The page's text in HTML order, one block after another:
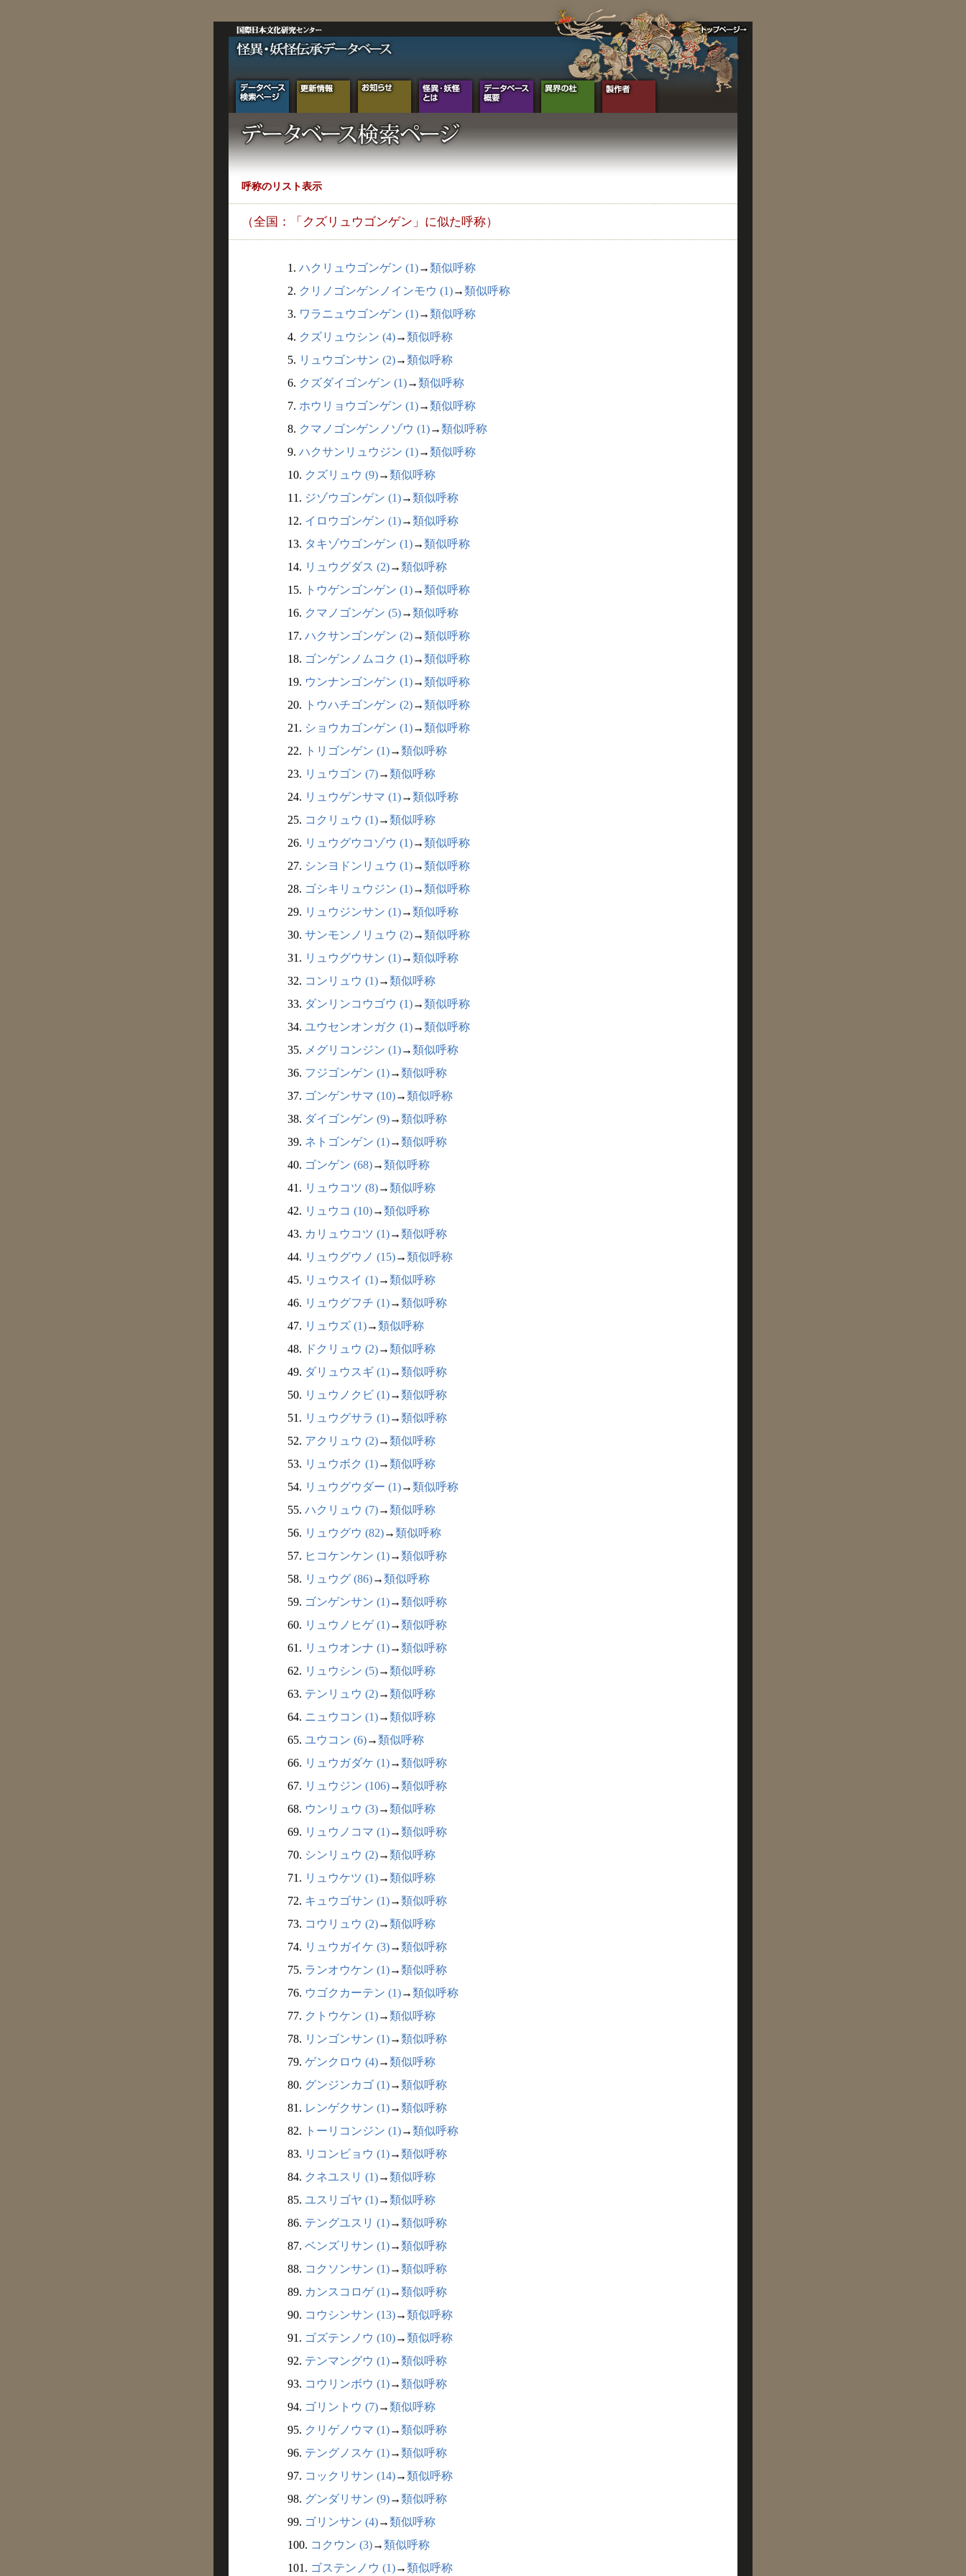
呼称のリスト表示
（全国：「クズリュウゴンゲン」に似た呼称）
1. ハクリュウゴンゲン (1)→類似呼称
2. クリノゴンゲンノインモウ (1)→類似呼称
3. ワラニュウゴンゲン (1)→類似呼称
4. クズリュウシン (4)→類似呼称
5. リュウゴンサン (2)→類似呼称
6. クズダイゴンゲン (1)→類似呼称
7. ホウリョウゴンゲン (1)→類似呼称
8. クマノゴンゲンノゾウ (1)→類似呼称
9. ハクサンリュウジン (1)→類似呼称
10. クズリュウ (9)→類似呼称
11. ジゾウゴンゲン (1)→類似呼称
12. イロウゴンゲン (1)→類似呼称
13. タキゾウゴンゲン (1)→類似呼称
14. リュウグダス (2)→類似呼称
15.
トウゲンゴンゲン (1)→類似呼称
16. クマノゴンゲン (5)→類似呼称
17. ハクサンゴンゲン (2)→類似呼称
18. ゴンゲンノムコク (1)→類似呼称
19. ウンナンゴンゲン (1)→類似呼称
20.
トウハチゴンゲン (2)→類似呼称
21. ショウカゴンゲン (1)→類似呼称
22.
トリゴンゲン (1)→類似呼称
23. リュウゴン (7)→類似呼称
24. リュウゲンサマ (1)→類似呼称
25. コクリュウ (1)→類似呼称
26. リュウグウコゾウ (1)→類似呼称
27. シンヨドンリュウ (1)→類似呼称
28. ゴシキリュウジン (1)→類似呼称
29. リュウジンサン (1)→類似呼称
30. サンモンノリュウ (2)→類似呼称
31. リュウグウサン (1)→類似呼称
32. コンリュウ (1)→類似呼称
33. ダンリンコウゴウ (1)→類似呼称
34. ユウセンオンガク (1)→類似呼称
35. メグリコンジン (1)→類似呼称
36. フジゴンゲン (1)→類似呼称
37. ゴンゲンサマ (10)→類似呼称
38. ダイゴンゲン (9)→類似呼称
39. ネトゴンゲン (1)→類似呼称
40. ゴンゲン (68)→類似呼称
41. リュウコツ (8)→類似呼称
42. リュウコ (10)→類似呼称
43. カリュウコツ (1)→類似呼称
44. リュウグウノ (15)→類似呼称
45. リュウスイ (1)→類似呼称
46. リュウグフチ (1)→類似呼称
47. リュウズ (1)→類似呼称
48. ドクリュウ (2)→類似呼称
49. ダリュウスギ (1)→類似呼称
50. リュウノクビ (1)→類似呼称
51. リュウグサラ (1)→類似呼称
52. アクリュウ (2)→類似呼称
53. リュウボク (1)→類似呼称
54. リュウグウダー (1)→類似呼称
55. ハクリュウ (7)→類似呼称
56. リュウグウ (82)→類似呼称
57. ヒコケンケン (1)→類似呼称
58. リュウグ (86)→類似呼称
59. ゴンゲンサン (1)→類似呼称
60. リュウノヒゲ (1)→類似呼称
61. リュウオンナ (1)→類似呼称
62. リュウシン (5)→類似呼称
63. テンリュウ (2)→類似呼称
64. ニュウコン (1)→類似呼称
65. ユウコン (6)→類似呼称
66. リュウガダケ (1)→類似呼称
67. リュウジン (106)→類似呼称
68. ウンリュウ (3)→類似呼称
69. リュウノコマ (1)→類似呼称
70. シンリュウ (2)→類似呼称
71. リュウケツ (1)→類似呼称
72. キュウゴサン (1)→類似呼称
73. コウリュウ (2)→類似呼称
74. リュウガイケ (3)→類似呼称
75. ランオウケン (1)→類似呼称
76. ウゴクカーテン (1)→類似呼称
77. クトウケン (1)→類似呼称
78. リンゴンサン (1)→類似呼称
79. ゲンクロウ (4)→類似呼称
80. グンジンカゴ (1)→類似呼称
81. レンゲクサン (1)→類似呼称
82.
トーリコンジン (1)→類似呼称
83. リコンビョウ (1)→類似呼称
84. クネユスリ (1)→類似呼称
85. ユスリゴヤ (1)→類似呼称
86. テングユスリ (1)→類似呼称
87. ベンズリサン (1)→類似呼称
88. コクソンサン (1)→類似呼称
89. カンスコロゲ (1)→類似呼称
90. コウシンサン (13)→類似呼称
91. ゴズテンノウ (10)→類似呼称
92. テンマングウ (1)→類似呼称
93. コウリンボウ (1)→類似呼称
94. ゴリントウ (7)→類似呼称
95. クリゲノウマ (1)→類似呼称
96. テングノスケ (1)→類似呼称
97. コックリサン (14)→類似呼称
98. グンダリサン (9)→類似呼称
99. ゴリンサン (4)→類似呼称
100. コクウン (3)→類似呼称
101. ゴステンノウ (1)→類似呼称